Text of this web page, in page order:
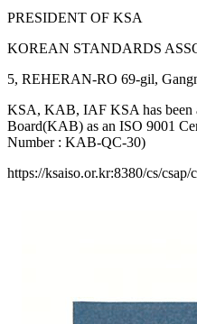
PRESIDENT OF KSA
KOREAN STANDARDS
5, REHERAN-RO 69-gil,
KSA, KAB, IAF KSA has been
Board(KAB) as an ISO 9001
Number : KAB-QC-30)
https://ksaiso.or.kr:8380/cs/